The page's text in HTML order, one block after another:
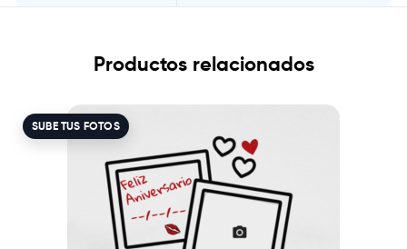
Productos relacionados
SUBE TUS FOTOS